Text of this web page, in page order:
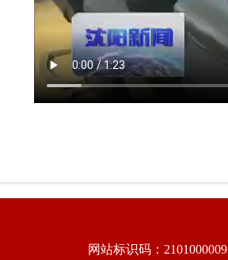
网站标识码：2101000009